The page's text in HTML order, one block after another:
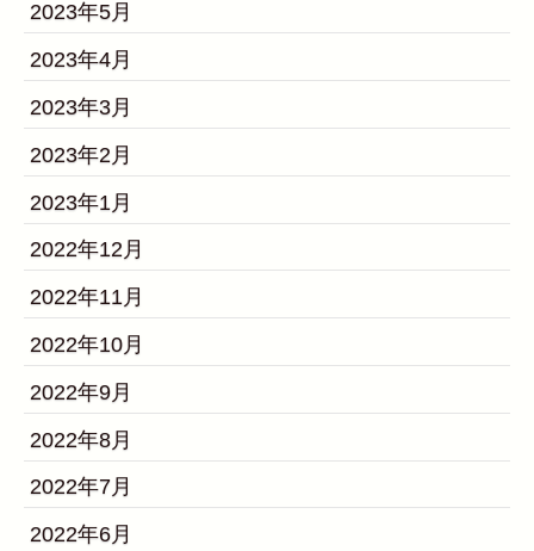
2023年5月
2023年4月
2023年3月
2023年2月
2023年1月
2022年12月
2022年11月
2022年10月
2022年9月
2022年8月
2022年7月
2022年6月